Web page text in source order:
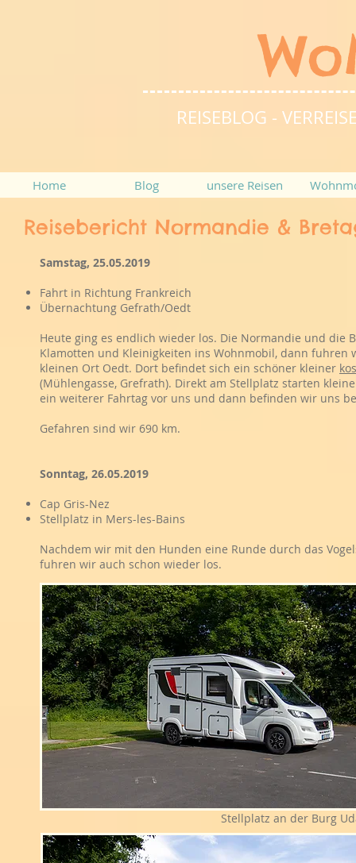
REISEBLOG -
Home Blog unsere Reisen
Reisebericht Normandie &
Samstag, 25.05.2019
Fahrt in Richtung Frankreich
Übernachtung Gefrath/Oedt
Heute ging es endlich wieder los. Die Normandie und die
Klamotten und Kleinigkeiten ins Wohnmobil, dann fuhren
kleinen Ort Oedt. Dort befindet sich ein schöner kleiner
(Mühlengasse, Grefrath). Direkt am Stellplatz starten
ein weiterer Fahrtag vor uns und dann befinden wir uns
Gefahren sind wir 690 km.
Sonntag, 26.05.2019
Cap Gris-Nez
Stellplatz in Mers-les-Bains
Nachdem wir mit den Hunden eine Runde durch das
fuhren wir auch schon wieder los.
Stellplatz an der Burg